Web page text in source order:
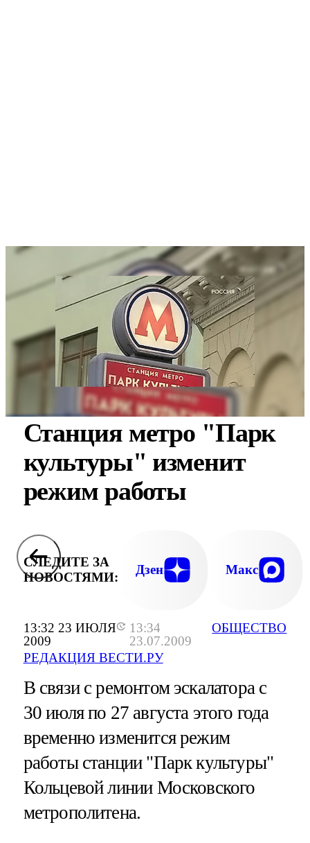
13:32 23 ИЮЛЯ
2009
13:34
23.07.2009
РЕДАКЦИЯ ВЕСТИ.РУ
ОБЩЕСТВО
Станция метро "Парк
культуры" изменит
режим работы
СЛЕДИТЕ ЗА
НОВОСТЯМИ:
Дзен Макс
В связи с ремонтом эскалатора с
30 июля по 27 августа этого года
временно изменится режим
работы станции "Парк культуры"
Кольцевой линии Московского
метрополитена.